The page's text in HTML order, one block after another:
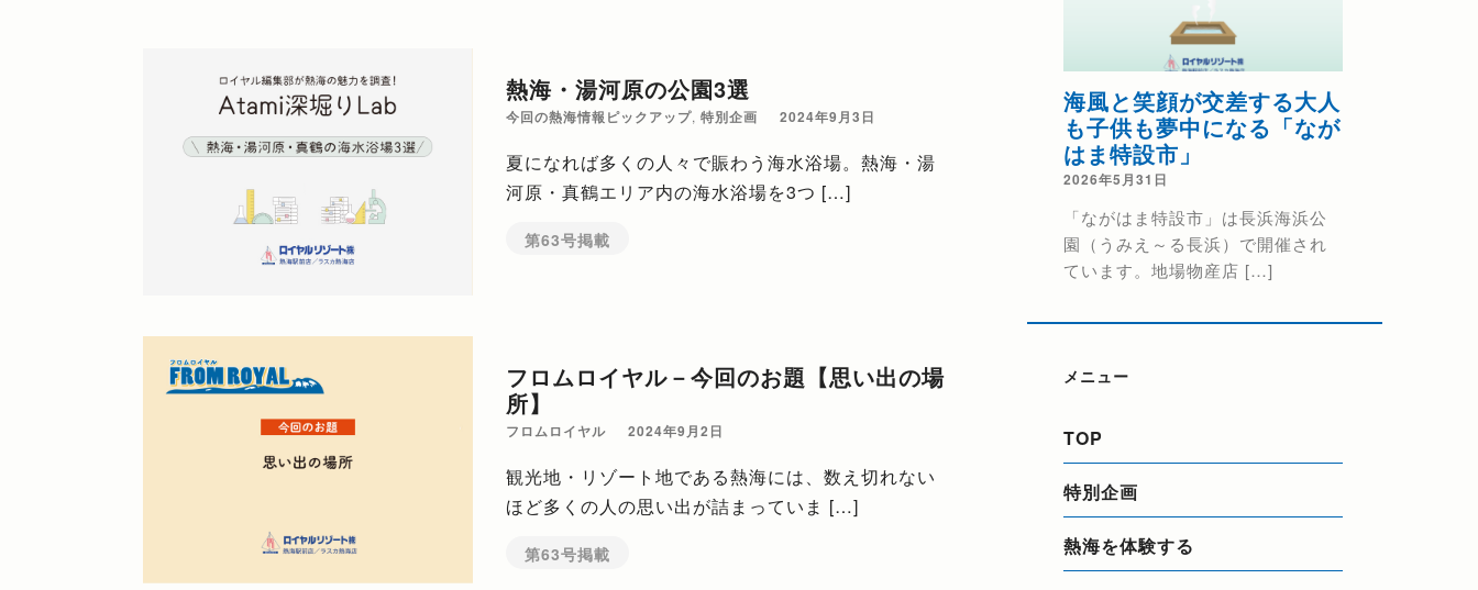
熱海・湯河原の公園3選
今回の熱海情報ピックアップ, 特別企画 2024年9月3日
夏になれば多くの人々で賑わう海水浴場。熱海・湯
河原・真鶴エリア内の海水浴場を3つ […]
第63号掲載
フロムロイヤル－今回のお題【思い出の場
所】
フロムロイヤル 2024年9月2日
観光地・リゾート地である熱海には、数え切れない
ほど多くの人の思い出が詰まっていま […]
第63号掲載
海風と笑顔が交差する大人
も子供も夢中になる「なが
はま特設市」
2026年5月31日
「ながはま特設市」は長浜海浜公
園（うみえ～る長浜）で開催され
ています。地場物産店 […]
メニュー
TOP
特別企画
熱海を体験する